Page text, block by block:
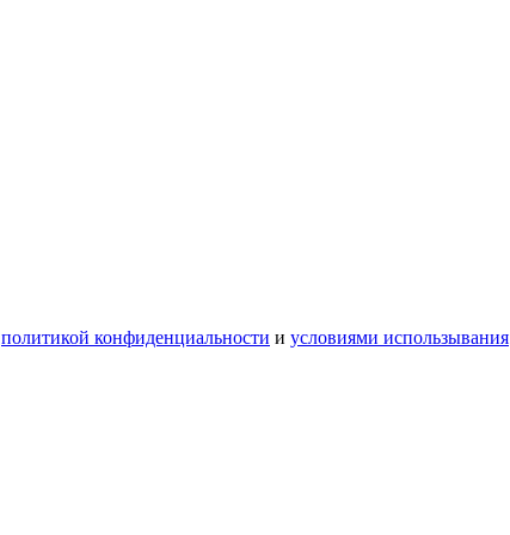
политикой конфиденциальности и условиями использывания